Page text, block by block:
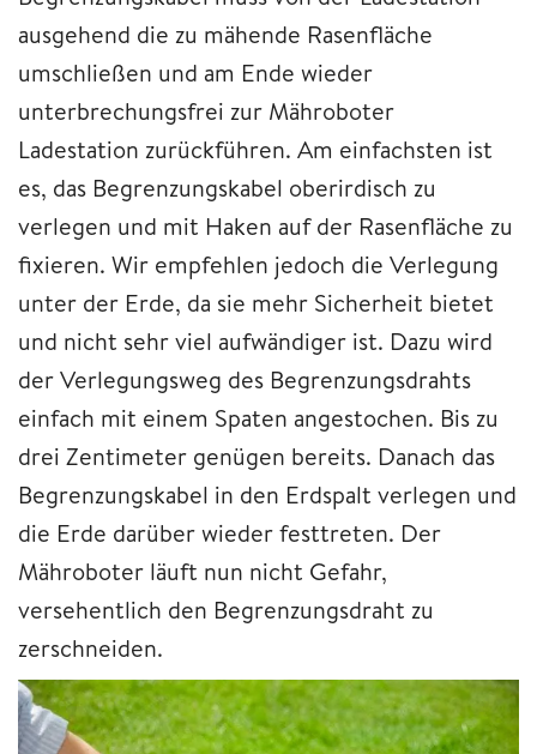
ausgehend die zu mähende Rasenfläche
umschließen und am Ende wieder
unterbrechungsfrei zur Mähroboter
Ladestation zurückführen. Am einfachsten ist
es, das Begrenzungskabel oberirdisch zu
verlegen und mit Haken auf der Rasenfläche zu
fixieren. Wir empfehlen jedoch die Verlegung
unter der Erde, da sie mehr Sicherheit bietet
und nicht sehr viel aufwändiger ist. Dazu wird
der Verlegungsweg des Begrenzungsdrahts
einfach mit einem Spaten angestochen. Bis zu
drei Zentimeter genügen bereits. Danach das
Begrenzungskabel in den Erdspalt verlegen und
die Erde darüber wieder festtreten. Der
Mähroboter läuft nun nicht Gefahr,
versehentlich den Begrenzungsdraht zu
zerschneiden.